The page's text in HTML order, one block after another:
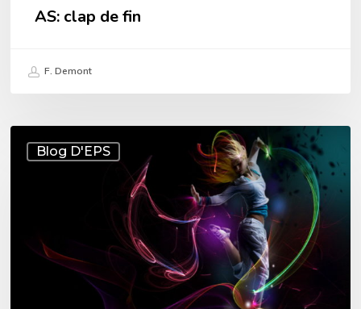
AS: clap de fin
F. Demont
Blog D'EPS